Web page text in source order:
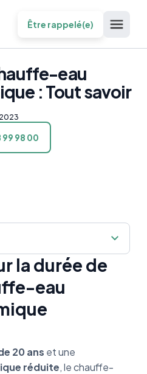
Être rappelé(e)
eau
: Tout savoir
99 98 00
la durée de
eau
20 ans et une
réduite, le chauffe-
de vie d’un
vie d’un chauffe-eau
?